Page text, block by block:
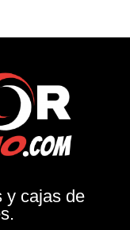
y cajas de